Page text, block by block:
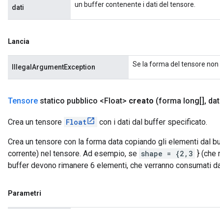
dati un buffer contenente i dati del tensore.
Lancia
IllegalArgumentException Se la forma del tensore
Tensore statico pubblico <Float> creato (forma long[] ,
Crea un tensore Float con i dati dal buffer specificato.
Crea un tensore con la forma data copiando gli elementi dal
corrente) nel tensore. Ad esempio, se shape = {2,3 } (che
buffer devono rimanere 6 elementi, che verranno consumati
Parametri